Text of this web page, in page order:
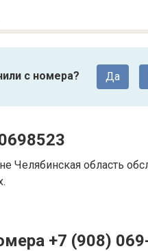
с номера? Да
Челябинская область
+7 (908)